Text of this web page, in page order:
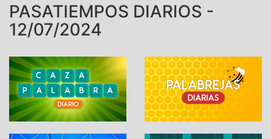
PASATIEMPOS DIARIOS -
12/07/2024